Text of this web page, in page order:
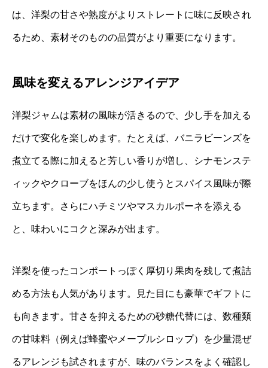
は、洋梨の甘さや熟度がよりストレートに味に反映され
るため、素材そのものの品質がより重要になります。
風味を変えるアレンジアイデア
洋梨ジャムは素材の風味が活きるので、少し手を加える
だけで変化を楽しめます。たとえば、バニラビーンズを
煮立てる際に加えると芳しい香りが増し、シナモンステ
ィックやクローブをほんの少し使うとスパイス風味が際
立ちます。さらにハチミツやマスカルポーネを添える
と、味わいにコクと深みが出ます。
洋梨を使ったコンポートっぽく厚切り果肉を残して煮詰
める方法も人気があります。見た目にも豪華でギフトに
も向きます。甘さを抑えるための砂糖代替には、数種類
の甘味料（例えば蜂蜜やメープルシロップ）を少量混ぜ
るアレンジも試されますが、味のバランスをよく確認し